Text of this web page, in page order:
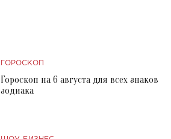
ГОРОСКОП
Гороскоп на 6 августа для всех знаков
зодиака